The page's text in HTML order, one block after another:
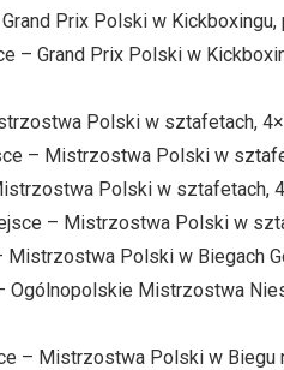
Prix Polski w
– Grand Prix Polski w
Polski w sztafetach,
– Mistrzostwa Polski w
Polski w sztafetach,
– Mistrzostwa Polski w
Polski w Biegach
Ogólnopolskie Mistrzostwa
– Mistrzostwa Polski w Biegu